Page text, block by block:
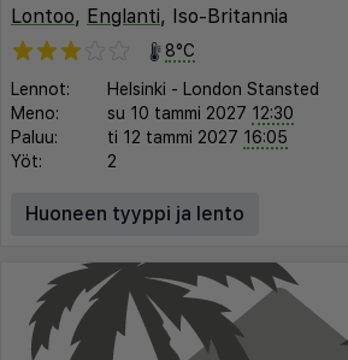
Lontoo, Englanti, Iso-Britannia
8°C
Lennot:
Helsinki -
London Stansted
Meno:
su 10 tammi 2027 12:30
Paluu:
ti 12 tammi 2027 16:05
Yöt:
2
Huoneen tyyppi ja lento